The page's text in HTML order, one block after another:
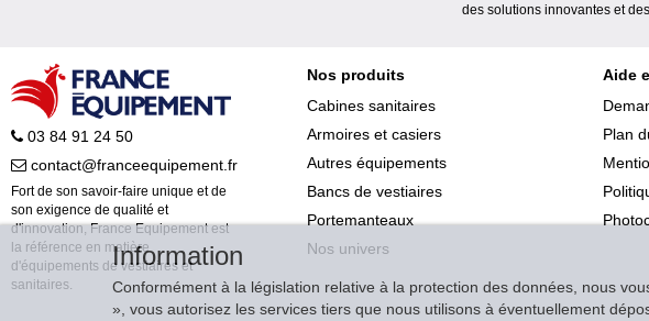
des solutions innovantes et
03 84 91 24 50
contact@franceequipement.fr
Fort de son savoir-faire unique et de
son exigence de qualité et
d'innovation, France Equipement est
la référence en matière
d'équipements de vestiaires et
sanitaires.
Nos produits
Cabines sanitaires
Armoires et casiers
Autres équipements
Bancs de vestiaires
Portemanteaux
Nos univers
Aide
Plan
Information
Conformément à la législation relative à la protection des données, nous
», vous autorisez les services tiers que nous utilisons à éventuellement